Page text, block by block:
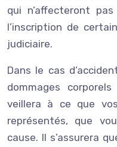
qui n’affecteront
l’inscription de
judiciaire.
Dans le cas
dommages
veillera à ce que
représentés, que
cause. Il s’assurera